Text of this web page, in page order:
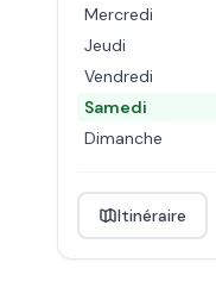
Mercredi
Jeudi
Vendredi
Samedi
Dimanche
Itinéraire